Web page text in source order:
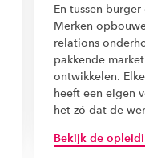
En tussen
Merken
relations
pakkende
ontwikkelen.
heeft een eigen
het zó dat de
Bekijk de